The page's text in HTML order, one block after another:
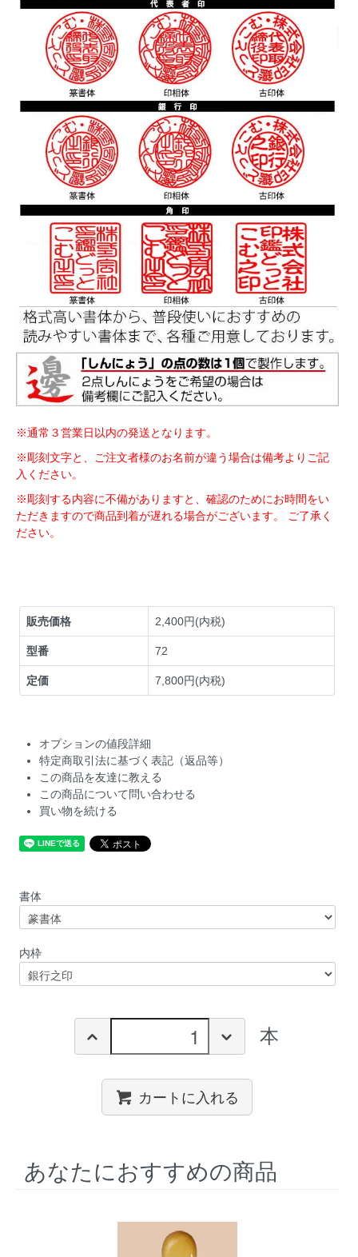
※通常３営業日以内の発送となります。
※彫刻文字と、ご注文者様のお名前が違う場合は備考よりご記
入ください。
※彫刻する内容に不備がありますと、確認のためにお時間をい
ただきますので商品到着が遅れる場合がございます。 ご了承く
ださい。
販売価格 2,400円(内税)
型番 72
定価 7,800円(内税)
オプションの値段詳細
特定商取引法に基づく表記（返品等）
この商品を友達に教える
この商品について問い合わせる
買い物を続ける
書体
内枠
本
カートに入れる
あなたにおすすめの商品